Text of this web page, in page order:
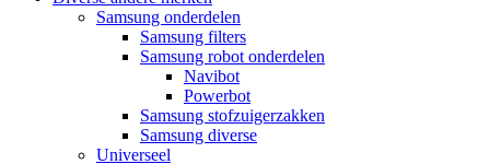
Samsung onderdelen
Samsung filters
Samsung robot onderdelen
Navibot
Powerbot
Samsung stofzuigerzakken
Samsung diverse
Universeel